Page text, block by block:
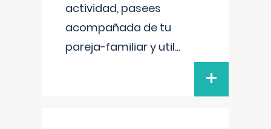
actividad, pasees
acompañada de tu
pareja-familiar y util...
+